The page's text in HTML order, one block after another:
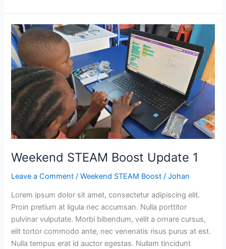
Weekend STEAM Boost Update 1
Leave a Comment /Weekend STEAM Boost /Johan
Lorem ipsum dolor sit amet, consectetur adipiscing elit.
Proin pretium at ligula nec accumsan. Nulla porttitor
pulvinar vulputate. Morbi bibendum, velit a ornare cursus,
elit tortor commodo ante, nec venenatis risus purus at est.
Nulla tempus erat id auctor egestas. Nullam tincidunt
Weekend
STEAM
Boost
Update
1